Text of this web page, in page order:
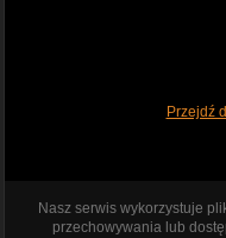
Przejdź
Nasz serwis wykorzystuje
przechowywania lub